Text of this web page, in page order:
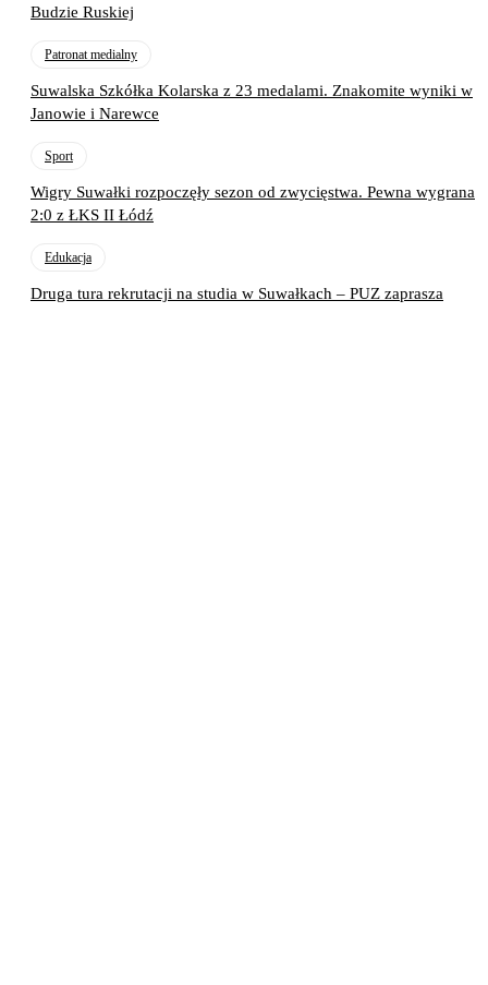
Budzie Ruskiej
Patronat medialny
Suwalska Szkółka Kolarska z 23 medalami. Znakomite wyniki w
Janowie i Narewce
Sport
Wigry Suwałki rozpoczęły sezon od zwycięstwa. Pewna wygrana
2:0 z ŁKS II Łódź
Edukacja
Druga tura rekrutacji na studia w Suwałkach – PUZ zaprasza